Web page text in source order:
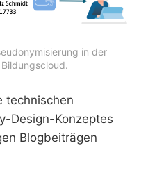
in der
technischen
Design-Konzeptes
Blogbeiträgen